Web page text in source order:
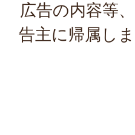
広告の内容等
告主に帰属し